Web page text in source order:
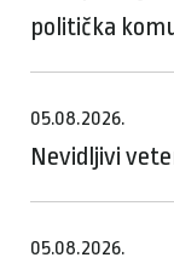
politička
05.08.2026.
Nevidljivi
05.08.2026.